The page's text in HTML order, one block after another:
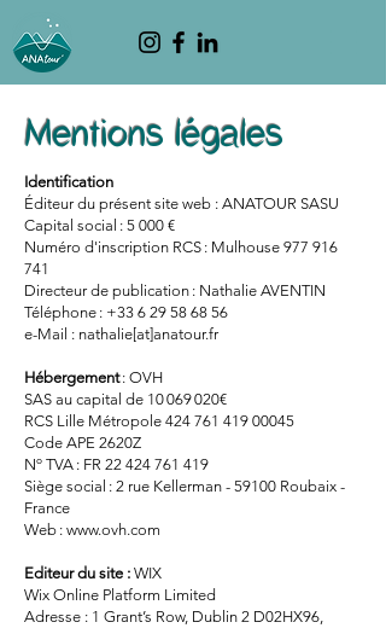
Mentions légales
Identification
Éditeur du présent site web : ANATOUR SASU
Capital social : 5 000 €
Numéro d'inscription RCS : Mulhouse 977 916
741
Directeur de publication : Nathalie AVENTIN
Téléphone : +33 6 29 58 68 56
e-Mail : nathalie[at]anatour.fr
Hébergement: OVH
SAS au capital de 10 069 020€
RCS Lille Métropole 424 761 419 00045
Code APE 2620Z
Nº TVA : FR 22 424 761 419
Siège social : 2 rue Kellerman - 59100 Roubaix -
France
Web : www.ovh.com
Editeur du site : WIX
Wix Online Platform Limited
Adresse : 1 Grant’s Row, Dublin 2 D02HX96,